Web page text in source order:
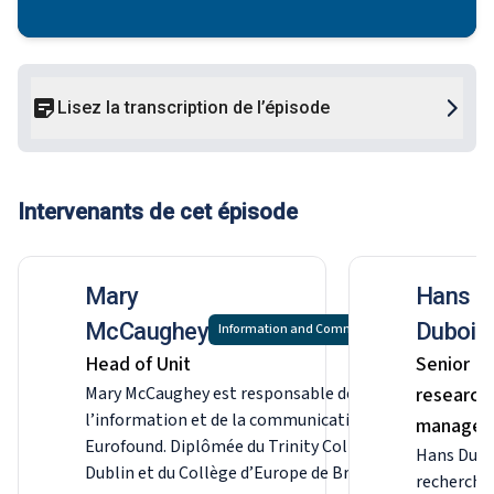
Lisez la transcription de l’épisode
Intervenants de cet épisode
Mary
McCaughey
Head of Unit
Information and Communication
Mary McCaughey est responsable de
l’information et de la communication à
Eurofound. Diplômée du Trinity College de
Dublin et du Collège d’Europe de Bruges, elle
Hans
Dubois
Senior
research
manager
Hans